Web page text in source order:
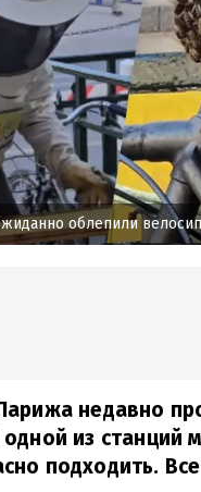
облепили
недавно
из станций
подходить.